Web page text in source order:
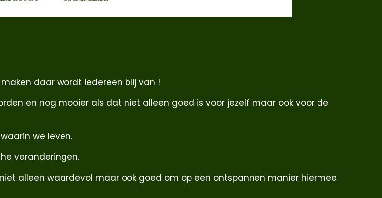
daar wordt iedereen blij van !
en nog mooier als dat niet alleen goed is voor jezelf maar ook voor de
we leven.
veranderingen.
alleen waardevol maar ook goed om op een ontspannen manier hiermee